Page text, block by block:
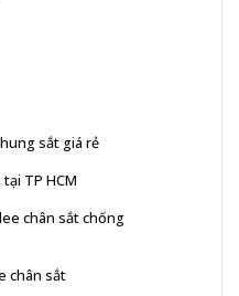
sắt giá rẻ
TP HCM
chân sắt chống
chân sắt